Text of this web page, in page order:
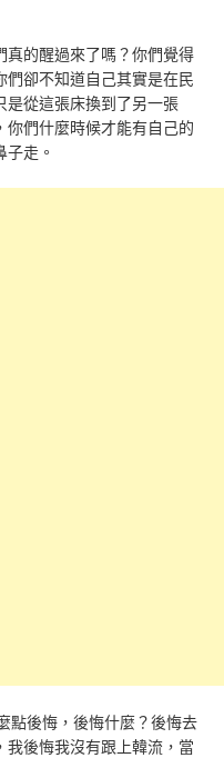
真的醒過來了嗎？你們覺得
們卻不知道自己其實是在民
是從這張床換到了另一張
你們什麼時候才能有自己的
走。
點後悔，後悔什麼？後悔去
後悔我沒有跟上韓流，當